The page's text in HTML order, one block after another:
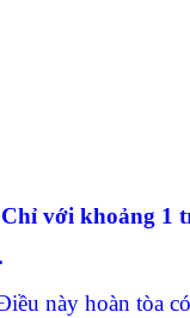
với khoảng 1
này hoàn tòa